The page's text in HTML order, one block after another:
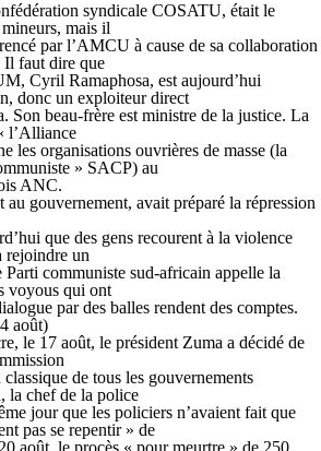
syndicale COSATU, était le
mais il
par l’AMCU à cause de sa collaboration
Il faut dire que
Cyril Ramaphosa, est aujourd’hui
donc un exploiteur direct
Son beau-frère est ministre de la justice. La
l’Alliance
les organisations ouvrières de masse (la
» SACP) au
ANC.
au gouvernement, avait préparé la répression
que des gens recourent à la violence
rejoindre un
communiste sud-africain appelle la
voyous qui ont
par des balles rendent des comptes.
août)
le 17 août, le président Zuma a décidé de
de tous les gouvernements
la chef de la police
jour que les policiers n’avaient fait que
pas se repentir » de
août, le procès « pour meurtre » de 250